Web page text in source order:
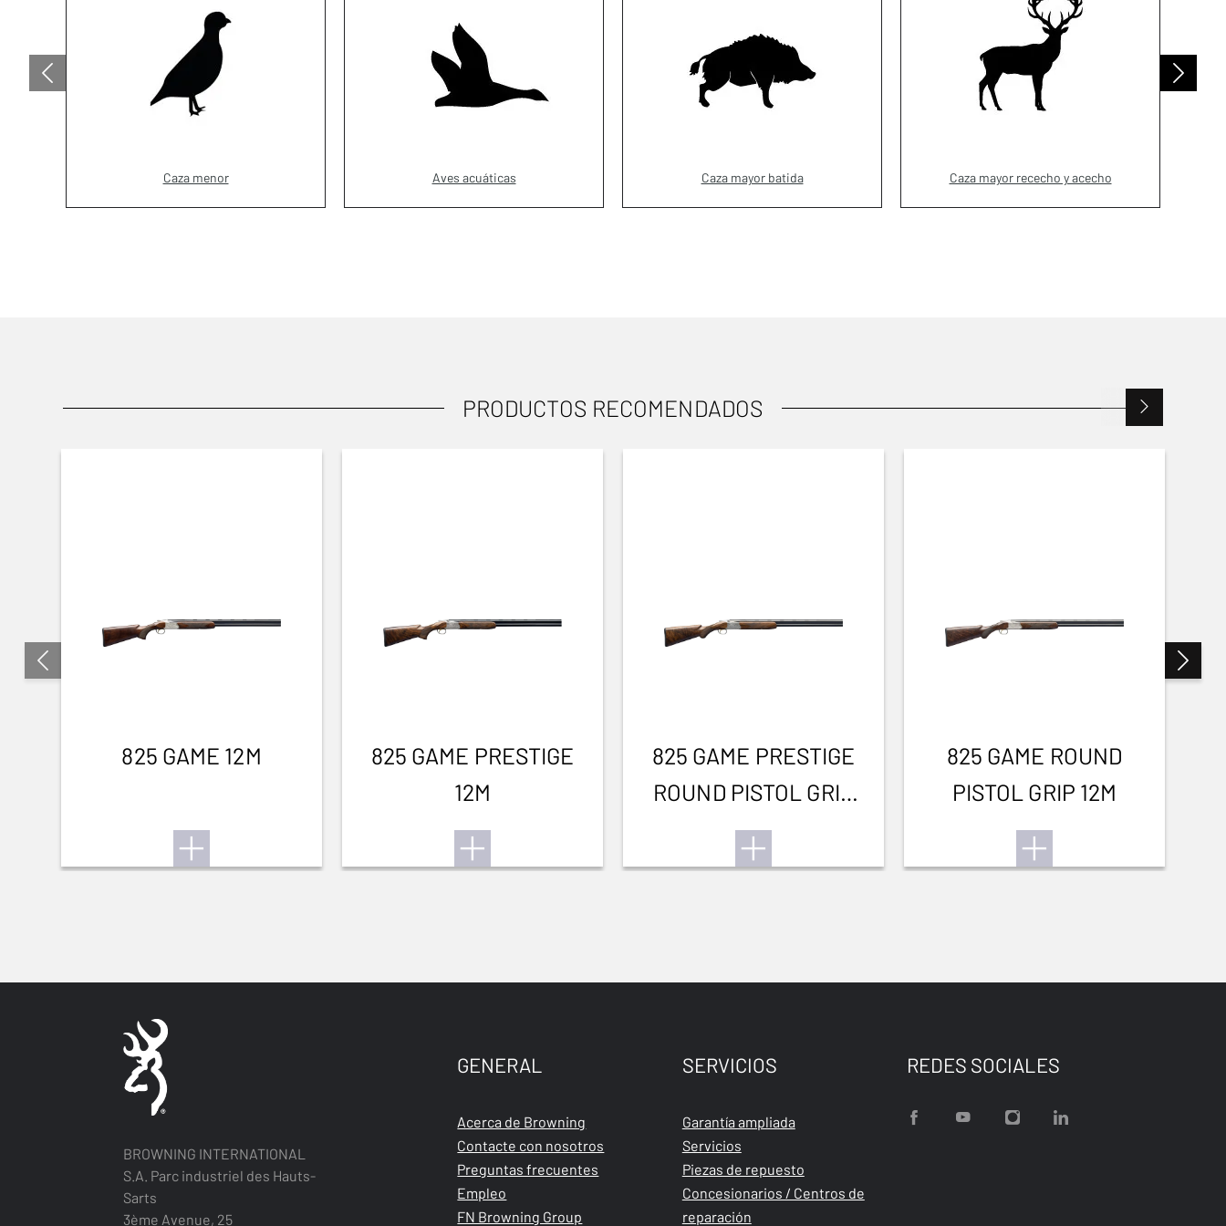
Caza menor Aves acuáticas Caza mayor batida Caza mayor rececho y acecho
PRODUCTOS RECOMENDADOS
825 GAME 12M
825 GAME PRESTIGE
12M
825 GAME PRESTIGE
ROUND PISTOL GRIP
12M
825 GAME ROUND
PISTOL GRIP 12M
BROWNING INTERNATIONAL
S.A. Parc industriel des Hauts-
Sarts
3ème Avenue, 25
GENERAL
Acerca de Browning
Contacte con nosotros
Preguntas frecuentes
Empleo
FN Browning Group
SERVICIOS
Garantía ampliada
Servicios
Piezas de repuesto
Concesionarios / Centros de
reparación
REDES SOCIALES